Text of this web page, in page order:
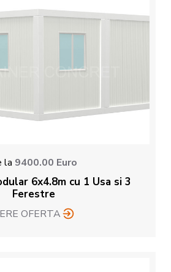
la 9400.00 Euro
6x4.8m cu 1 Usa si 3
Ferestre
OFERTA